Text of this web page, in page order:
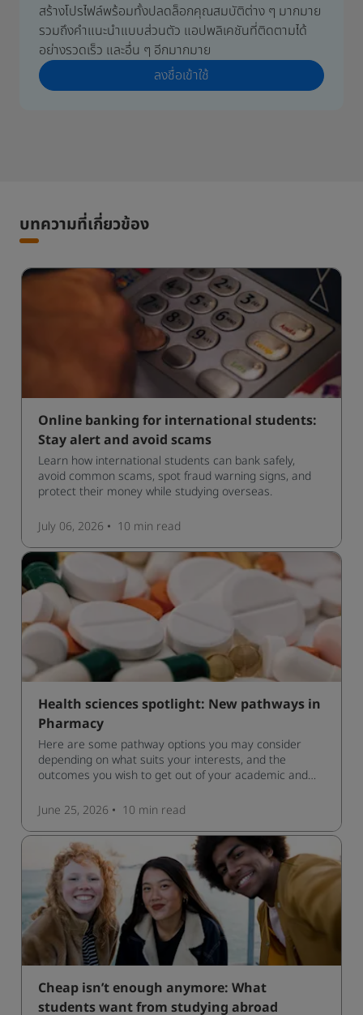
สร้างโปรไฟล์พร้อมทั้งปลดล็อกคุณสมบัติต่าง ๆ มากมาย
รวมถึงคำแนะนำแบบส่วนตัว แอปพลิเคชันที่ติดตามได้
อย่างรวดเร็ว และอื่น ๆ อีกมากมาย
ลงชื่อเข้าใช้
บทความที่เกี่ยวข้อง
Online banking for international students:
Stay alert and avoid scams
Learn how international students can bank safely,
avoid common scams, spot fraud warning signs, and
protect their money while studying overseas.
July 06, 2026 10 min read
Health sciences spotlight: New pathways in
Pharmacy
Here are some pathway options you may consider
depending on what suits your interests, and the
outcomes you wish to get out of your academic and
qualification open to students seeking advanced
qualifications in the industry!
June 25, 2026 10 min read
Cheap isn’t enough anymore: What
students want from studying abroad